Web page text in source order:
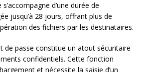
d’une durée de
jusqu’à 28 jours, offrant plus de
des fichiers par les destinataires.
de passe constitue un atout sécuritaire
confidentiels. Cette fonction
et nécessite la saisie d’un